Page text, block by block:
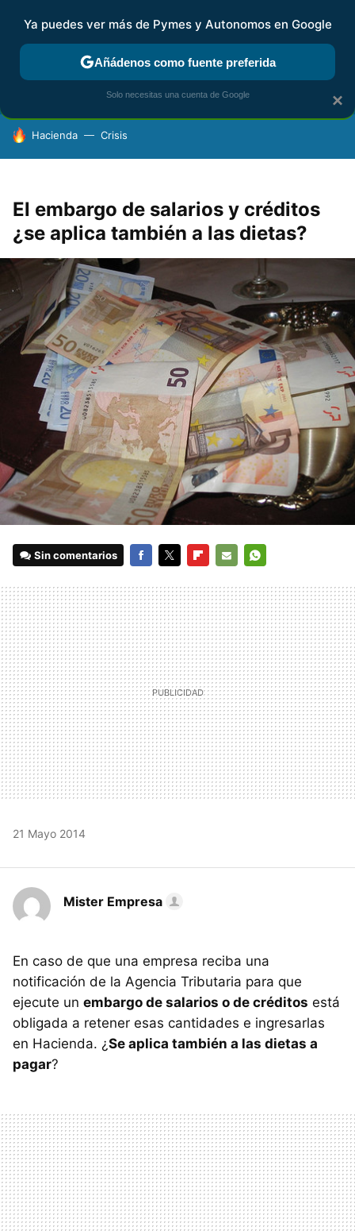
FISCALIDAD Y CONTABILIDAD KIT DIGITAL RENTA
HOY SE HABLA DE
Hacienda Crisis
El embargo de salarios y créditos
¿se aplica también a las dietas?
Sin comentarios
MAIL
21 Mayo 2014
Mister Empresa
En caso de que una empresa reciba una
notificación de la Agencia Tributaria para que
ejecute un embargo de salarios o de créditos está
obligada a retener esas cantidades e ingresarlas
en Hacienda. ¿Se aplica también a las dietas a
pagar?
×
Ya puedes ver más de Pymes y Autonomos en Google
Añádenos como fuente preferida
Solo necesitas una cuenta de Google